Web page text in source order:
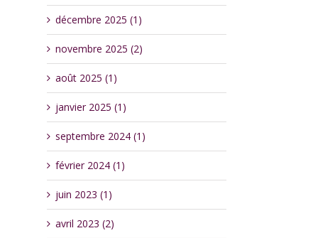
décembre 2025 (1)
novembre 2025 (2)
août 2025 (1)
janvier 2025 (1)
septembre 2024 (1)
février 2024 (1)
juin 2023 (1)
avril 2023 (2)